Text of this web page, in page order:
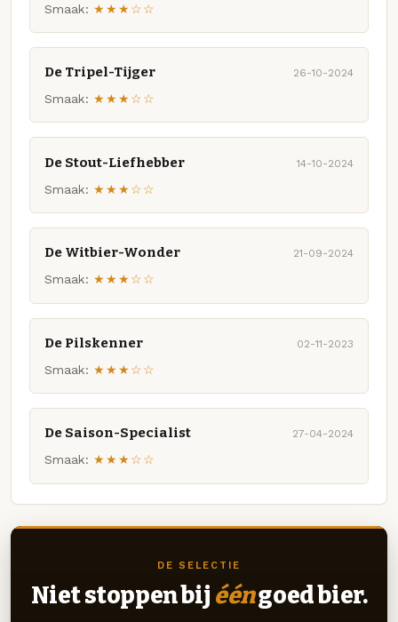
Smaak: ★★★☆☆
De Tripel-Tijger 26-10-2024
Smaak: ★★★☆☆
De Stout-Liefhebber 14-10-2024
Smaak: ★★★☆☆
De Witbier-Wonder 21-09-2024
Smaak: ★★★☆☆
De Pilskenner 02-11-2023
Smaak: ★★★☆☆
De Saison-Specialist 27-04-2024
Smaak: ★★★☆☆
DE SELECTIE
Niet stoppen bij ééngoed bier.